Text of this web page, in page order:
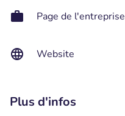
Page de l'entreprise
Website
Plus d'infos